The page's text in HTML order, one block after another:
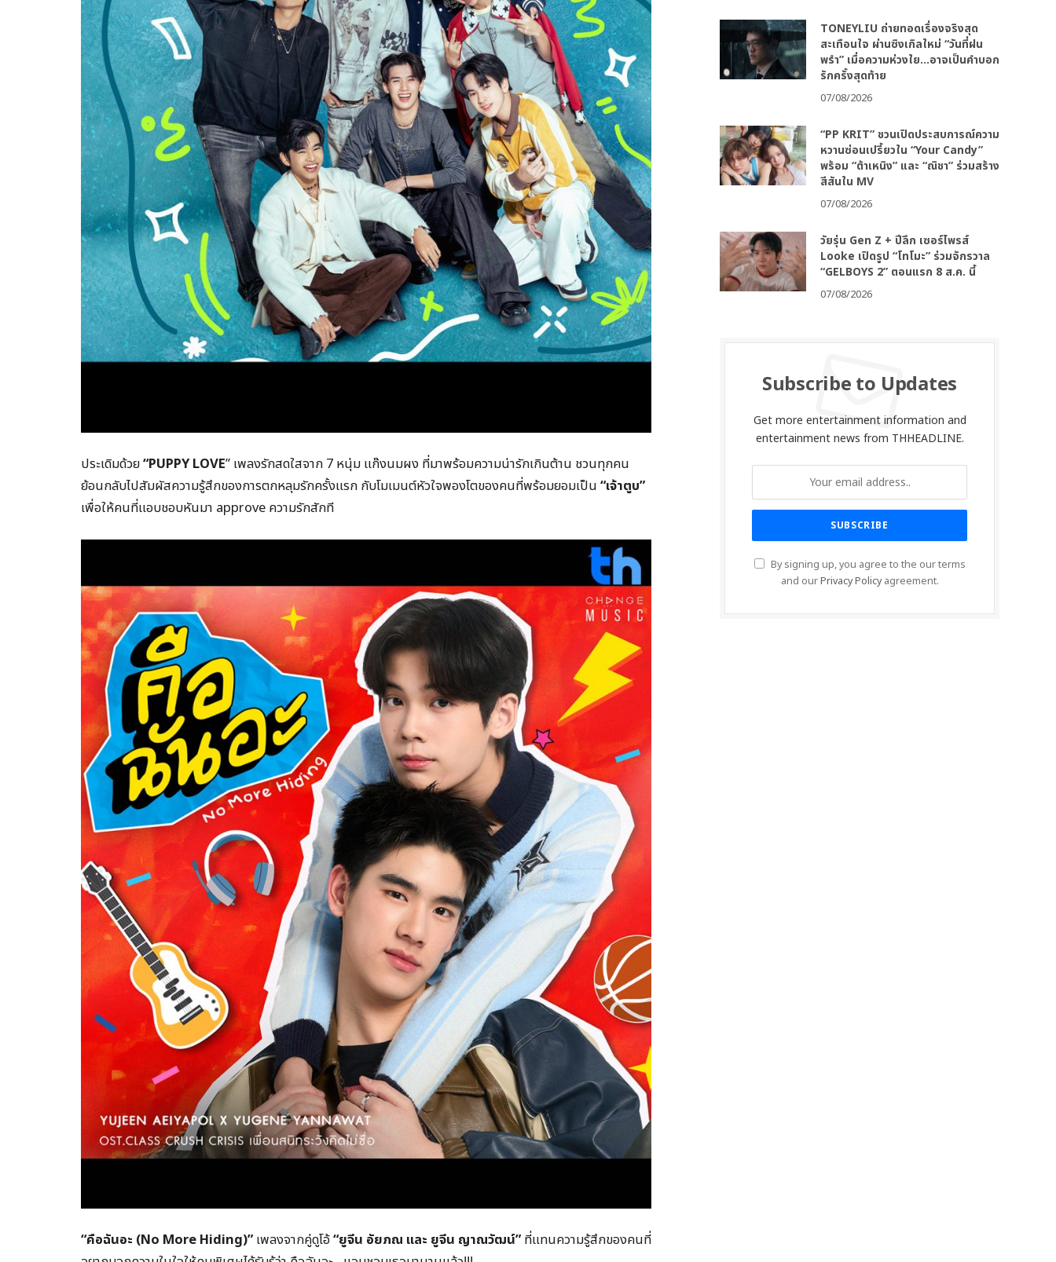
ประเดิมด้วย“PUPPY LOVE” เพลงรักสดใสจาก 7 หนุ่ม แก๊งนมผง ที่มาพร้อมความน่ารักเกินต้าน ชวนทุกคน
ย้อนกลับไปสัมผัสความรู้สึกของการตกหลุมรักครั้งแรก กับโมเมนต์หัวใจพองโตของคนที่พร้อมยอมเป็น “เจ้าตูบ”
เพื่อให้คนที่แอบชอบหันมา approve ความรักสักที
“คือฉันอะ (No More Hiding)” เพลงจากคู่ดูโอ้“ยูจีน อัยภณ และ ยูจีน ญาณวัฒน์” ที่แทนความรู้สึกของคนที่
TONEYLIU ถ่ายทอดเรื่องจริงสุด
สะเทือนใจ ผ่านซิงเกิลใหม่ “วันที่ฝน
พรำ” เมื่อความห่วงใย…อาจเป็นคำบอก
รักครั้งสุดท้าย
07/08/2026
“PP KRIT” ชวนเปิดประสบการณ์ความ
หวานซ่อนเปรี้ยวใน “Your Candy”
พร้อม “ต้าเหนิง” และ “ณิชา” ร่วมสร้าง
สีสันใน MV
07/08/2026
วัยรุ่น Gen Z + ปีลึก เซอร์ไพรส์
Looke เปิดรูป “โทโมะ” ร่วมจักรวาล
“GELBOYS 2” ตอนแรก 8 ส.ค. นี้
07/08/2026
Subscribe to Updates
Get more entertainment information and
entertainment news from THHEADLINE.
By signing up, you agree to the our terms
and ourPrivacy Policyagreement.